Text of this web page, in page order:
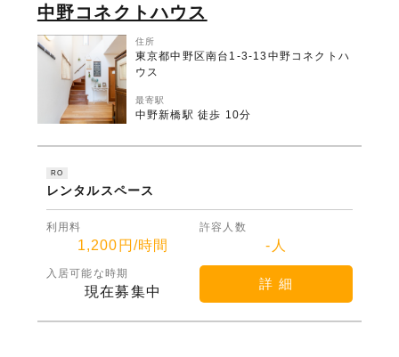
中野コネクトハウス
住所
東京都中野区南台1-3-13中野コネクトハ
ウス
最寄駅
中野新橋駅 徒歩 10分
RO
レンタルスペース
利用料
1,200円/時間
許容人数
-人
入居可能な時期
現在募集中
詳 細